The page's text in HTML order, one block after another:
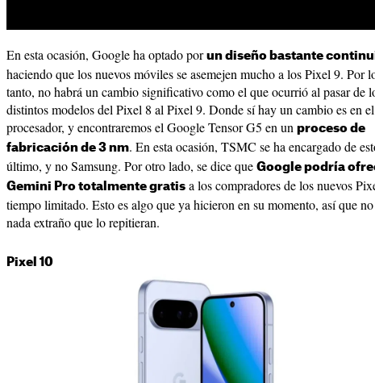
En esta ocasión, Google ha optado por un diseño bastante
haciendo que los nuevos móviles se asemejen mucho a los Pixel 9. Por
tanto, no habrá un cambio significativo como el que ocurrió al pasar de
distintos modelos del Pixel 8 al Pixel 9. Donde sí hay un cambio es en el
procesador, y encontraremos el Google Tensor G5 en un proceso de
fabricación de 3 nm. En esta ocasión, TSMC se ha encargado de
último, y no Samsung. Por otro lado, se dice que Google podría
Gemini Pro totalmente gratis a los compradores de los nuevos
tiempo limitado. Esto es algo que ya hicieron en su momento, así que
nada extraño que lo repitieran.
Pixel 10